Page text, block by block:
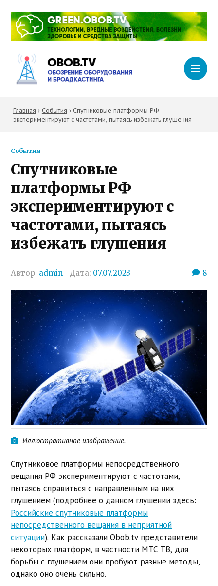
Главная › События › Спутниковые платформы РФ
экспериментируют с частотами, пытаясь избежать глушения
События
Спутниковые
платформы РФ
экспериментируют с
частотами, пытаясь
избежать глушения
Автор: admin Дата: 07.07.2023 8
Иллюстративное изображение.
Спутниковое платформы непосредственного
вещания РФ экспериментируют с частотами,
пытаясь справиться с направленным на них
глушением (подробнее о данном глушении здесь:
Российские спутниковые платформы
непосредственного вещания в неприятной
ситуации). Как рассказали Obob.tv представители
некоторых платформ, в частности МТС ТВ, для
борьбы с глушением они пробуют разные методы,
однако оно очень сильно.